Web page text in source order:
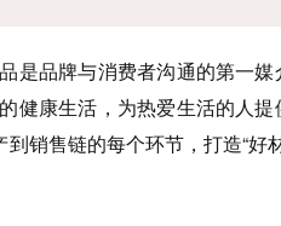
品牌与消费者沟通的第一媒
健康生活，为热爱生活的人
到销售链的每个环节，打造“